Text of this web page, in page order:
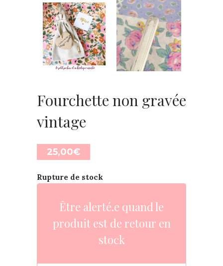
Fourchette non gravée
vintage
25,00€
Rupture de stock
Être alerté.e quand le
produit est de retour en
stock